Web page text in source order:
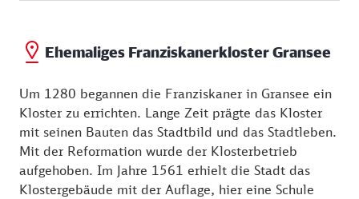
Ehemaliges Franziskanerkloster Gransee
Um 1280 begannen die Franziskaner in Gransee ein
Kloster zu errichten. Lange Zeit prägte das Kloster
mit seinen Bauten das Stadtbild und das Stadtleben.
Mit der Reformation wurde der Klosterbetrieb
aufgehoben. Im Jahre 1561 erhielt die Stadt das
Klostergebäude mit der Auflage, hier eine Schule